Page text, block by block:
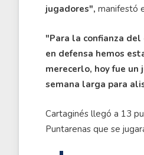
jugadores", manifestó
"Para la confianza
en defensa hemos
merecerlo, hoy fue
semana larga para
Cartaginés llegó a 13
Puntarenas que se